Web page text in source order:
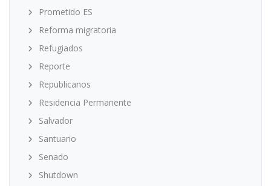
Prometido ES
Reforma migratoria
Refugiados
Reporte
Republicanos
Residencia Permanente
Salvador
Santuario
Senado
Shutdown